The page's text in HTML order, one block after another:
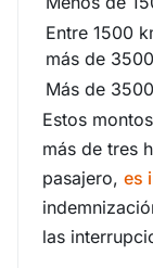
Entre 1500
más de
Más de
Estos
más de tres
pasajero, es
las